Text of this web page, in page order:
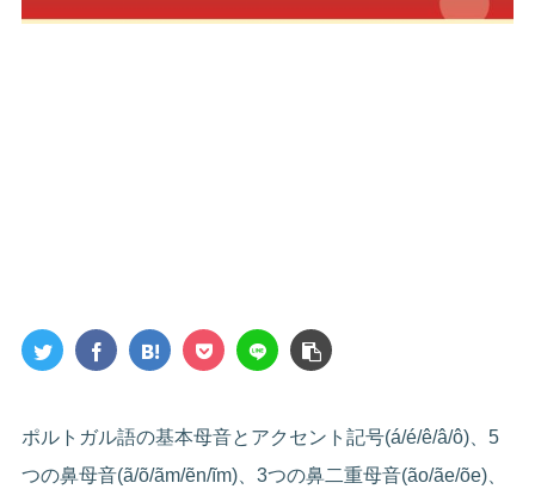
ポルトガル語の基本母音とアクセント記号(á/é/ê/â/ô)、5
つの鼻母音(ã/õ/ãm/ẽn/ĩm)、3つの鼻二重母音(ão/ãe/õe)、